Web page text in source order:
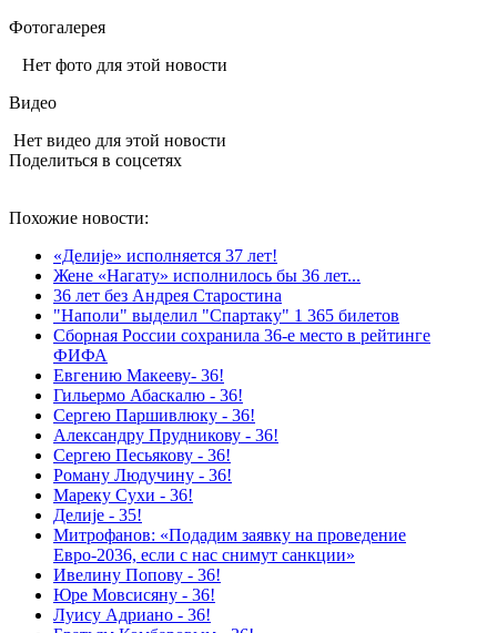
Фотогалерея
Нет фото для этой новости
Видео
Нет видео для этой новости
Поделиться в соцсетях
Похожие новости:
«Делиjе» исполняется 37 лет!
Жене «Нагату» исполнилось бы 36 лет...
36 лет без Андрея Старостина
"Наполи" выделил "Спартаку" 1 365 билетов
Сборная России сохранила 36‑е место в рейтинге
ФИФА
Евгению Макееву- 36!
Гильермо Абаскалю - 36!
Сергею Паршивлюку - 36!
Александру Прудникову - 36!
Сергею Песьякову - 36!
Роману Людучину - 36!
Мареку Сухи - 36!
Делиjе - 35!
Митрофанов: «Подадим заявку на проведение
Евро-2036, если с нас снимут санкции»
Ивелину Попову - 36!
Юре Мовсисяну - 36!
Луису Адриано - 36!